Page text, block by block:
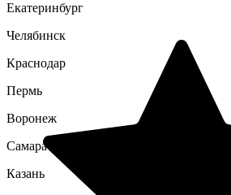
Екатеринбург
Челябинск
Краснодар
Пермь
Воронеж
Самара
Казань